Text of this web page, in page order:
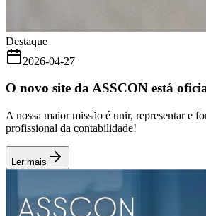
Destaque
2026-04-27
O novo site da ASSCON está
A nossa maior missão é unir, representar e
profissional da contabilidade!
Ler mais